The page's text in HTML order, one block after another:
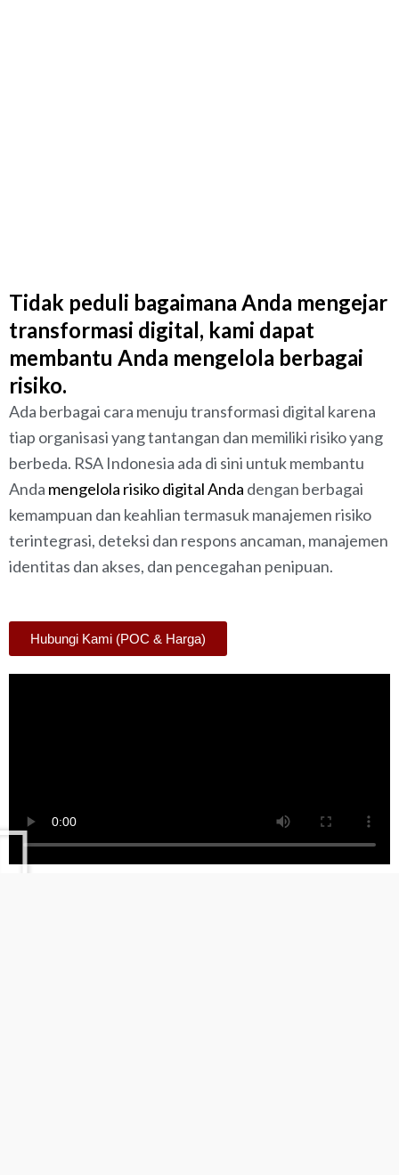
Tidak peduli bagaimana Anda mengejar
transformasi digital, kami dapat
membantu Anda mengelola berbagai
risiko.
Ada berbagai cara menuju transformasi digital karena
tiap organisasi yang tantangan dan memiliki risiko yang
berbeda. RSA Indonesia ada di sini untuk membantu
Anda mengelola risiko digital Anda dengan berbagai
kemampuan dan keahlian termasuk manajemen risiko
terintegrasi, deteksi dan respons ancaman, manajemen
identitas dan akses, dan pencegahan penipuan.
Hubungi Kami (POC & Harga)